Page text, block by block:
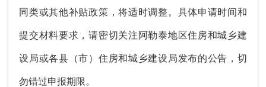
同类或其他补贴政策，将适时调整。具体申请时间和
提交材料要求，请密切关注阿勒泰地区住房和城乡建
设局或各县（市）住房和城乡建设局发布的公告，切
勿错过申报期限。